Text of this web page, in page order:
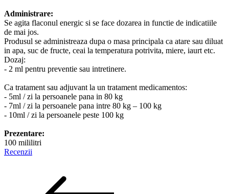
Administrare:
Se agita flaconul energic si se face dozarea in functie de indicatiile
de mai jos.
Produsul se administreaza dupa o masa principala ca atare sau diluat
in apa, suc de fructe, ceai la temperatura potrivita, miere, iaurt etc.
Dozaj:
- 2 ml pentru preventie sau intretinere.
Ca tratament sau adjuvant la un tratament medicamentos:
- 5ml / zi la persoanele pana in 80 kg
- 7ml / zi la persoanele pana intre 80 kg – 100 kg
- 10ml / zi la persoanele peste 100 kg
Prezentare:
100 mililitri
Recenzii